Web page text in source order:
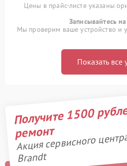
Цены в прайс-листе указаны
Записывайтесь
Мы проверим ваше устройство и
Показать все
Получите 1500
ремонт
Акция сервисного
Brandt